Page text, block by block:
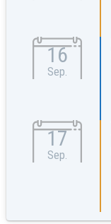
16
Sep.
17
Sep.